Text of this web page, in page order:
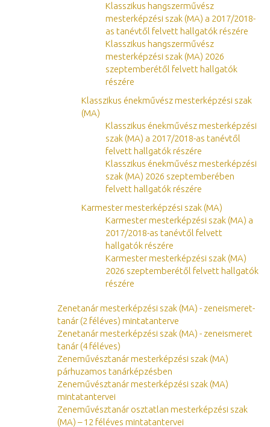
Klasszikus hangszerművész
mesterképzési szak (MA) a 2017/2018-
as tanévtől felvett hallgatók részére
Klasszikus hangszerművész
mesterképzési szak (MA) 2026
szeptemberétől felvett hallgatók
részére
Klasszikus énekművész mesterképzési szak
(MA)
Klasszikus énekművész mesterképzési
szak (MA) a 2017/2018-as tanévtől
felvett hallgatók részére
Klasszikus énekművész mesterképzési
szak (MA) 2026 szeptemberében
felvett hallgatók részére
Karmester mesterképzési szak (MA)
Karmester mesterképzési szak (MA) a
2017/2018-as tanévtől felvett
hallgatók részére
Karmester mesterképzési szak (MA)
2026 szeptemberétől felvett hallgatók
részére
Zenetanár mesterképzési szak (MA) - zeneismeret-
tanár (2 féléves) mintatanterve
Zenetanár mesterképzési szak (MA) - zeneismeret
tanár (4 féléves)
Zeneművésztanár mesterképzési szak (MA)
párhuzamos tanárképzésben
Zeneművésztanár mesterképzési szak (MA)
mintatantervei
Zeneművésztanár osztatlan mesterképzési szak
(MA) – 12 féléves mintatantervei